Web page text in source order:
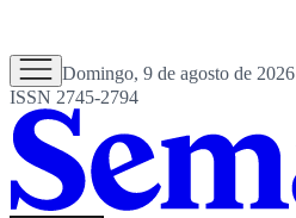
Domingo, 9 de agosto de 2026
ISSN 2745-2794